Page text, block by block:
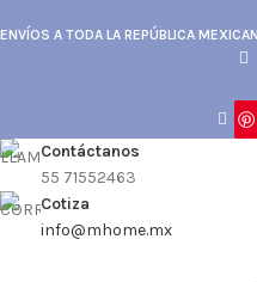
ENVÍOS A TODA LA REPÚBLICA
Contáctanos
55 71552463
Cotiza
info@mhome.mx